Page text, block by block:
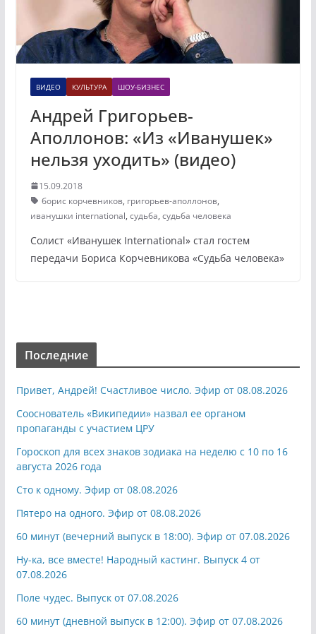
ВИДЕО КУЛЬТУРА ШОУ-БИЗНЕС
Андрей Григорьев-
Аполлонов: «Из «Иванушек»
нельзя уходить» (видео)
15.09.2018
борис корчевников, григорьев-аполлонов,
иванушки international, судьба, судьба человека
Солист «Иванушек International» стал гостем
передачи Бориса Корчевникова «Судьба человека»
Последние
Привет, Андрей! Счастливое число. Эфир от 08.08.2026
Сооснователь «Википедии» назвал ее органом
пропаганды с участием ЦРУ
Гороскоп для всех знаков зодиака на неделю с 10 по 16
августа 2026 года
Сто к одному. Эфир от 08.08.2026
Пятеро на одного. Эфир от 08.08.2026
60 минут (вечерний выпуск в 18:00). Эфир от 07.08.2026
Ну-ка, все вместе! Народный кастинг. Выпуск 4 от
07.08.2026
Поле чудес. Выпуск от 07.08.2026
60 минут (дневной выпуск в 12:00). Эфир от 07.08.2026